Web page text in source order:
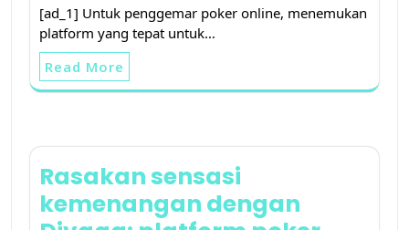
[ad_1] Untuk penggemar poker online, menemukan
platform yang tepat untuk…
Read More
Rasakan sensasi
kemenangan dengan